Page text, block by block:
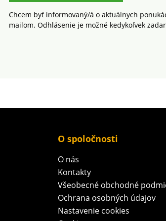
Chcem byť informovaný/á o aktuálnych
mailom. Odhlásenie je možné kedykoľvek
O spoločnosti
O nás
Kontakty
Všeobecné obchodné
Ochrana osobných údajov
Nastavenie cookies